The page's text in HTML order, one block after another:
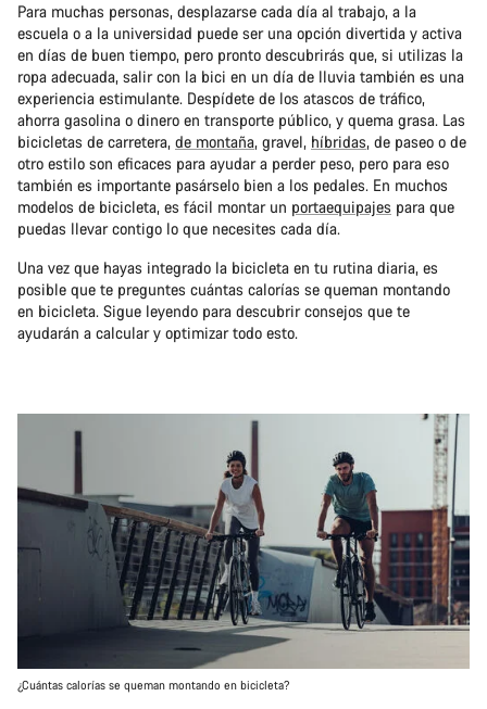
Para muchas personas, desplazarse cada día al trabajo, a la
escuela o a la universidad puede ser una opción divertida y activa
en días de buen tiempo, pero pronto descubrirás que, si utilizas la
ropa adecuada, salir con la bici en un día de lluvia también es una
experiencia estimulante. Despídete de los atascos de tráfico,
ahorra gasolina o dinero en transporte público, y quema grasa. Las
bicicletas de carretera, de montaña, gravel, híbridas, de paseo o de
otro estilo son eficaces para ayudar a perder peso, pero para eso
también es importante pasárselo bien a los pedales. En muchos
modelos de bicicleta, es fácil montar un portaequipajes para que
puedas llevar contigo lo que necesites cada día.
Una vez que hayas integrado la bicicleta en tu rutina diaria, es
posible que te preguntes cuántas calorías se queman montando
en bicicleta. Sigue leyendo para descubrir consejos que te
ayudarán a calcular y optimizar todo esto.
¿Cuántas calorías se queman montando en bicicleta?